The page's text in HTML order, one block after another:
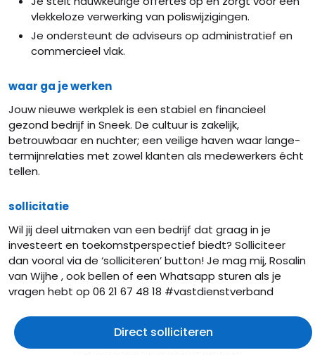
vlekkeloze verwerking van poliswijzigingen.
Je ondersteunt de adviseurs op administratief en
commercieel vlak.
waar ga je werken
Jouw nieuwe werkplek is een stabiel en financieel
gezond bedrijf in Sneek. De cultuur is zakelijk,
betrouwbaar en nuchter; een veilige haven waar lange-
termijnrelaties met zowel klanten als medewerkers écht
tellen.
sollicitatie
Wil jij deel uitmaken van een bedrijf dat graag in je
investeert en toekomstperspectief biedt? Solliciteer
dan vooral via de ‘solliciteren’ button! Je mag mij, Rosalin
van Wijhe , ook bellen of een Whatsapp sturen als je
vragen hebt op 06 21 67 48 18 #vastdienstverband
Direct solliciteren